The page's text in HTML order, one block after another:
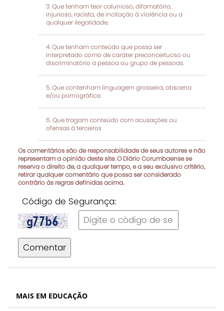
Que tenham teor calunioso, difamatório,
injurioso, racista, de incitação à violência ou a
qualquer ilegalidade.
Que tenham conteúdo que possa ser
interpretado como de caráter preconceituoso ou
discriminatório a pessoa ou grupo de pessoas.
Que contenham linguagem grosseira, obscena
e/ou pornográfica.
Que tragam conteúdo com acusações ou
ofensas à terceiros
Os comentários são de responsabilidade de seus autores e não
representam a opinião deste site. O Diário Corumbaense se
reserva o direito de, a qualquer tempo, e a seu exclusivo critério,
retirar qualquer comentário que possa ser considerado
contrário às regras definidas acima.
Código de Segurança:
Comentar
MAIS EM EDUCAÇÃO